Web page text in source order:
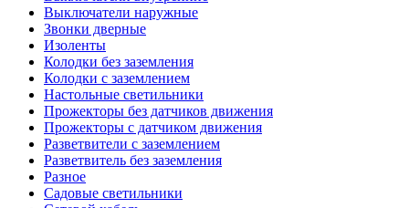
Выключатели наружные
Звонки дверные
Изоленты
Колодки без заземления
Колодки с заземлением
Настольные светильники
Прожекторы без датчиков движения
Прожекторы с датчиком движения
Разветвители с заземлением
Разветвитель без заземления
Разное
Садовые светильники